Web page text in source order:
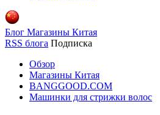
Блог Магазины Китая
RSS блога Подписка
Обзор
Магазины Китая
BANGGOOD.COM
Машинки для стрижки волос